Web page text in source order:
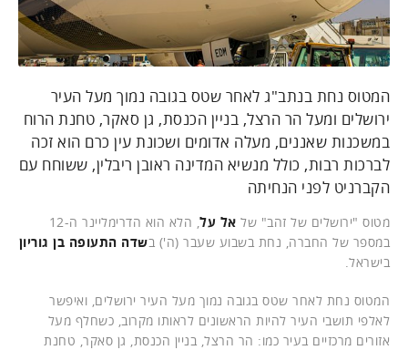
המטוס נחת בנתב"ג לאחר שטס בגובה נמוך מעל העיר
ירושלים ומעל הר הרצל, בניין הכנסת, גן סאקר, טחנת הרוח
במשכנות שאננים, מעלה אדומים ושכונת עין כרם הוא זכה
לברכות רבות, כולל מנשיא המדינה ראובן ריבלין, ששוחח עם
הקברניט לפני הנחיתה
מטוס "ירושלים של זהב" של אל על
, הלא הוא הדרימליינר ה-12
במספר של החברה, נחת בשבוע שעבר (ה') בשדה התעופה בן גוריון
בישראל.
המטוס נחת לאחר שטס בגובה נמוך מעל העיר ירושלים, ואיפשר
לאלפי תושבי העיר להיות הראשונים לראותו מקרוב, כשחלף מעל
אזורים מרכזיים בעיר כמו: הר הרצל, בניין הכנסת, גן סאקר, טחנת